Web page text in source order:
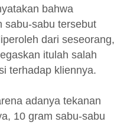
bahwa
sabu-sabu tersebut
dari seseorang,
itulah salah
terhadap kliennya.
adanya tekanan
10 gram sabu-sabu